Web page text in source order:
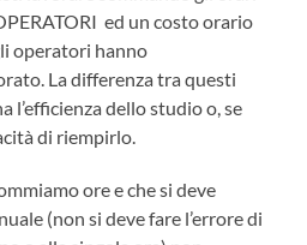
ed un costo orario
operatori hanno
La differenza tra questi
l’efficienza dello studio o, se
di riempirlo.
ore e che si deve
(non si deve fare l’errore di